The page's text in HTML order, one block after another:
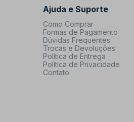
Ajuda e Suporte
Como Comprar
Formas de Pagamento
Dúvidas Frequentes
Trocas e Devoluções
Política de Entrega
Política de Privacidade
Contato